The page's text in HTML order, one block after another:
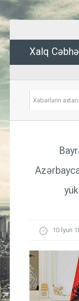
Xalq
10 İyun